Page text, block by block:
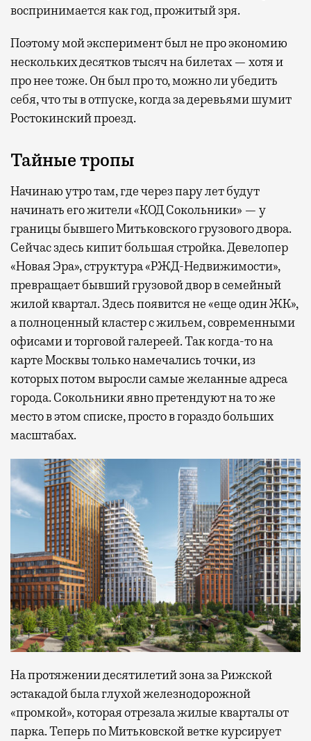
воспринимается как год, прожитый зря.
Поэтому мой эксперимент был не про экономию
нескольких десятков тысяч на билетах — хотя и
про нее тоже. Он был про то, можно ли убедить
себя, что ты в отпуске, когда за деревьями шумит
Ростокинский проезд.
Тайные тропы
Начинаю утро там, где через пару лет будут
начинать его жители «КОД Сокольники» — у
границы бывшего Митьковского грузового двора.
Сейчас здесь кипит большая стройка. Девелопер
«Новая Эра», структура «РЖД-Недвижимости»,
превращает бывший грузовой двор в семейный
жилой квартал. Здесь появится не «еще один ЖК»,
а полноценный кластер с жильем, современными
офисами и торговой галереей. Так когда-то на
карте Москвы только намечались точки, из
которых потом выросли самые желанные адреса
города. Сокольники явно претендуют на то же
место в этом списке, просто в гораздо больших
масштабах.
На протяжении десятилетий зона за Рижской
эстакадой была глухой железнодорожной
«промкой», которая отрезала жилые кварталы от
парка. Теперь по Митьковской ветке курсирует